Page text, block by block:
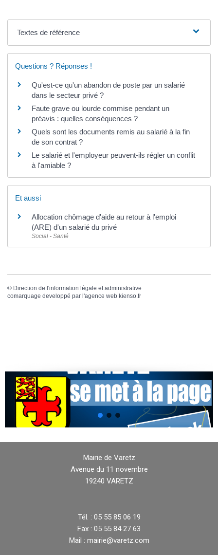
Textes de référence
Questions ? Réponses !
Qu'est-ce qu'un abandon de poste par un salarié
dans le secteur privé ?
Faute grave ou lourde commise pendant un
préavis : quelles conséquences ?
Quels sont les documents remis au salarié à la fin
de son contrat ?
Le salarié et l'employeur peuvent-ils régler un conflit
à l'amiable ?
Et aussi
Allocation chômage d'aide au retour à l'emploi
(ARE) d'un salarié du privé
Social - Santé
© Direction de l'information légale et administrative
comarquage developpé par l'agence web kienso.fr
Mairie de Varetz
Avenue du 11 novembre
19240 VARETZ
Tél. : 05 55 85 06 19
Fax : 05 55 84 27 63
Mail : mairie@varetz.com